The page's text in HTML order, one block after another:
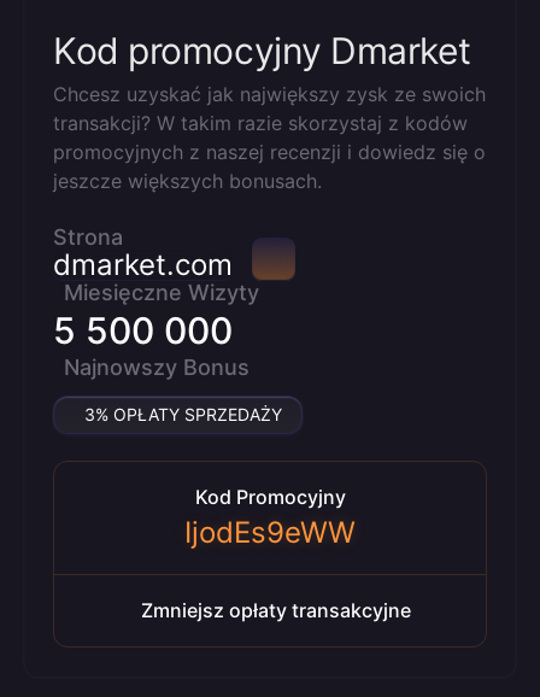
Kod promocyjny Dmarket
Chcesz uzyskać jak największy zysk ze swoich
transakcji? W takim razie skorzystaj z kodów
promocyjnych z naszej recenzji i dowiedz się o
jeszcze większych bonusach.
Strona
dmarket.com
Miesięczne Wizyty
5 500 000
Najnowszy Bonus
3% OPŁATY SPRZEDAŻY
Kod Promocyjny
IjodEs9eWW
Zmniejsz opłaty transakcyjne